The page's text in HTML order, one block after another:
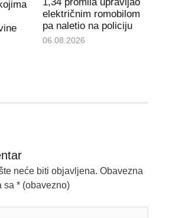
električnim romobilom
pa naletio na policiju
06.08.2026
neće biti objavljena. Obavezna
sa * (obavezno)